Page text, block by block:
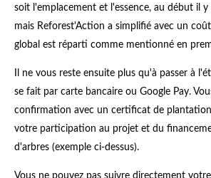
soit l'emplacement et l'essence, au début il
mais Reforest'Action a simplifié avec un
global est réparti comme mentionné en
Il ne vous reste ensuite plus qu'à passer à
se fait par carte bancaire ou Google Pay.
confirmation avec un certificat de
votre participation au projet et du
d'arbres (exemple ci-dessus).